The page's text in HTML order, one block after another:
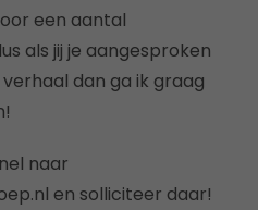
een aantal
als jij je aangesproken
dan ga ik graag
naar
en solliciteer daar!